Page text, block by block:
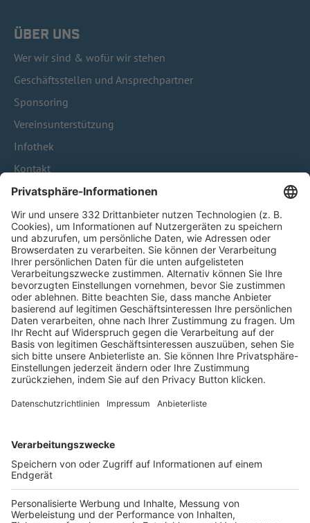
ÜBER UNS
Wer wir sind & wofür wir stehen
Geschäftsstellen und Ansprechpartner
Sponsoring
Vereinsunterstützung
Infothek
Kontakt
HÄUFIG BESUCHTE SEITEN
Pässe und Vereinswechsel
Trainerausbildung
Schulungsangebot Vereinsmitarbeiter
BFV-Geschäftsstellen
Trainerbörse
Login SpielPlus
FOLGE DEM BFV
TOP-VEREINE